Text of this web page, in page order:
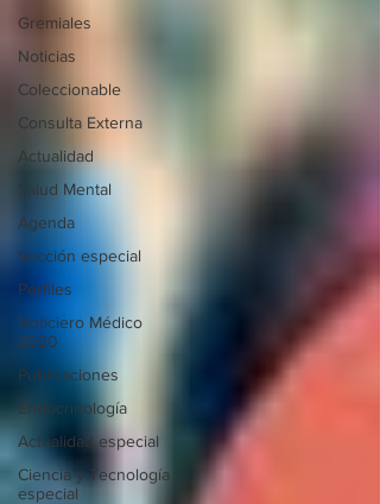
Gremiales
Noticias
Coleccionable
Consulta Externa
Actualidad
Salud Mental
Agenda
Sección especial
Perfiles
Noticiero Médico
2020
Publicaciones
Endocrinología
Actualidad especial
Ciencia y Tecnología
especial